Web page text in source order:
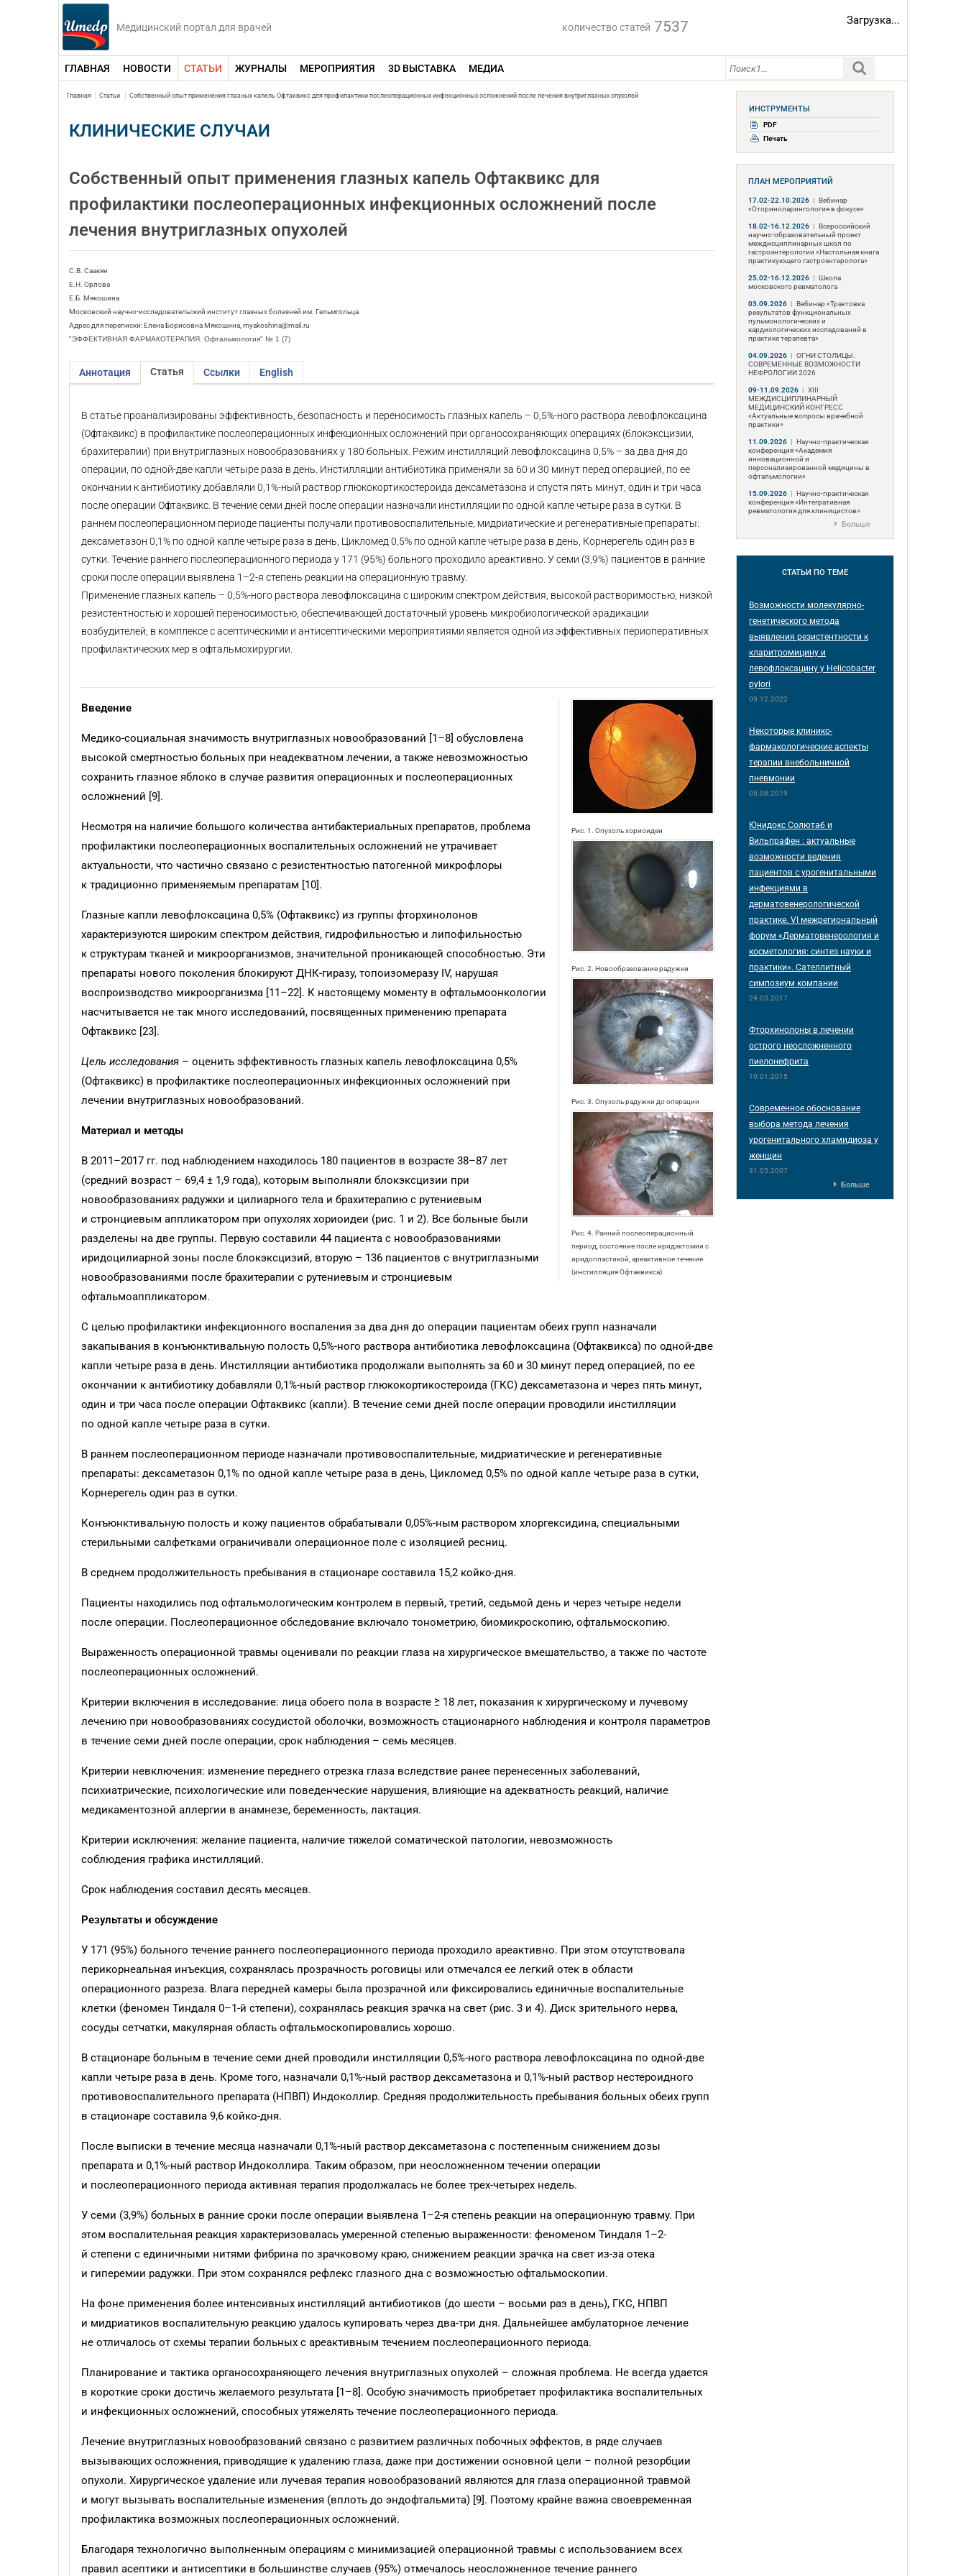
Медицинский портал для врачей количество статей 7537 Загрузка...
ГЛАВНАЯ НОВОСТИ СТАТЬИ ЖУРНАЛЫ МЕРОПРИЯТИЯ 3D ВЫСТАВКА МЕДИА
Главная Статьи Собственный опыт применения глазных капель Офтаквикс для профилактики послеоперационных инфекционных осложнений после лечения внутриглазных опухолей
КЛИНИЧЕСКИЕ СЛУЧАИ
Собственный опыт применения глазных капель Офтаквикс для
профилактики послеоперационных инфекционных осложнений после
лечения внутриглазных опухолей
С.В. Саакян
Е.Н. Орлова
Е.Б. Мякошина
Московский научно-исследовательский институт глазных болезней им. Гельмгольца
Адрес для переписки: Елена Борисовна Мякошина, myakoshina@mail.ru
"ЭФФЕКТИВНАЯ ФАРМАКОТЕРАПИЯ. Офтальмология" № 1 (7)
Аннотация Статья Ссылки English
В статье проанализированы эффективность, безопасность и переносимость глазных капель – 0,5%-ного раствора левофлоксацина
(Офтаквикс) в профилактике послеоперационных инфекционных осложнений при органосохраняющих операциях (блокэксцизии,
брахитерапии) при внутриглазных новообразованиях у 180 больных. Режим инстилляций левофлоксацина 0,5% – за два дня до
операции, по одной-две капли четыре раза в день. Инстилляции антибиотика применяли за 60 и 30 минут перед операцией, по ее
окончании к антибиотику добавляли 0,1%-ный раствор глюкокортикостероида дексаметазона и спустя пять минут, один и три часа
после операции Офтаквикс. В течение семи дней после операции назначали инстилляции по одной капле четыре раза в сутки. В
раннем послеоперационном периоде пациенты получали противовоспалительные, мидриатические и регенеративные препараты:
дексаметазон 0,1% по одной капле четыре раза в день, Цикломед 0,5% по одной капле четыре раза в день, Корнерегель один раз в
сутки. Течение раннего послеоперационного периода у 171 (95%) больного проходило ареактивно. У семи (3,9%) пациентов в ранние
сроки после операции выявлена 1–2-я степень реакции на операционную травму.
Применение глазных капель – 0,5%-ного раствора левофлоксацина с широким спектром действия, высокой растворимостью, низкой
резистентностью и хорошей переносимостью, обеспечивающей достаточный уровень микробиологической эрадикации
возбудителей, в комплексе с асептическими и антисептическими мероприятиями является одной из эффективных периоперативных
профилактических мер в офтальмохирургии.
Рис. 1. Опухоль хориоидеи
Рис. 2. Новообразование радужки
Рис. 3. Опухоль радужки до операции
Рис. 4. Ранний послеоперационный
период, состояние после иридэктомии с
иридопластикой, ареактивное течение
(инстилляция Офтаквикса)
Введение
Медико-социальная значимость внутриглазных новообразований [1–8] обусловлена
высокой смертностью больных при неадекватном лечении, а также невозможностью
сохранить глазное яблоко в случае развития операционных и послеоперационных
осложнений [9].
Несмотря на наличие большого количества антибактериальных препаратов, проблема
профилактики послеоперационных воспалительных осложнений не утрачивает
актуальности, что частично связано с резистентностью патогенной микрофлоры
к традиционно применяемым препаратам [10].
Глазные капли левофлоксацина 0,5% (Офтаквикс) из группы фторхинолонов
характеризуются широким спектром действия, гидрофильностью и липофильностью
к структурам тканей и микроорганизмов, значительной проникающей способностью. Эти
препараты нового поколения блокируют ДНК-гиразу, топоизомеразу IV, нарушая
воспроизводство микроорганизма [11–22]. К настоящему моменту в офтальмоонкологии
насчитывается не так много исследований, посвященных применению препарата
Офтаквикс [23].
Цель исследования – оценить эффективность глазных капель левофлоксацина 0,5%
(Офтаквикс) в профилактике послеоперационных инфекционных осложнений при
лечении внутриглазных новообразований.
Материал и методы
В 2011–2017 гг. под наблюдением находилось 180 пациентов в возрасте 38–87 лет
(средний возраст – 69,4 ± 1,9 года), которым выполняли блокэксцизии при
новообразованиях радужки и цилиарного тела и брахитерапию с рутениевым
и стронциевым аппликатором при опухолях хориоидеи (рис. 1 и 2). Все больные были
разделены на две группы. Первую составили 44 пациента с новообразованиями
иридоцилиарной зоны после блокэксцизий, вторую – 136 пациентов с внутриглазными
новообразованиями после брахитерапии с рутениевым и стронциевым
офтальмоаппликатором.
С целью профилактики инфекционного воспаления за два дня до операции пациентам обеих групп назначали
закапывания в конъюнктивальную полость 0,5%-ного раствора антибиотика левофлоксацина (Офтаквикса) по одной-две
капли четыре раза в день. Инстилляции антибиотика продолжали выполнять за 60 и 30 минут перед операцией, по ее
окончании к антибиотику добавляли 0,1%-ный раствор глюкокортикостероида (ГКС) дексаметазона и через пять минут,
один и три часа после операции Офтаквикс (капли). В течение семи дней после операции проводили инстилляции
по одной капле четыре раза в сутки.
В раннем послеоперационном периоде назначали противовоспалительные, мидриатические и регенеративные
препараты: дексаметазон 0,1% по одной капле четыре раза в день, Цикломед 0,5% по одной капле четыре раза в сутки,
Корнерегель один раз в сутки.
Конъюнктивальную полость и кожу пациентов обрабатывали 0,05%-ным раствором хлоргексидина, специальными
стерильными салфетками ограничивали операционное поле с изоляцией ресниц.
В среднем продолжительность пребывания в стационаре составила 15,2 койко-дня.
Пациенты находились под офтальмологическим контролем в первый, третий, седьмой день и через четыре недели
после операции. Послеоперационное обследование включало тонометрию, биомикроскопию, офтальмоскопию.
Выраженность операционной травмы оценивали по реакции глаза на хирургическое вмешательство, а также по частоте
послеоперационных осложнений.
Критерии включения в исследование: лица обоего пола в возрасте ≥ 18 лет, показания к хирургическому и лучевому
лечению при новообразованиях сосудистой оболочки, возможность стационарного наблюдения и контроля параметров
в течение семи дней после операции, срок наблюдения – семь месяцев.
Критерии невключения: изменение переднего отрезка глаза вследствие ранее перенесенных заболеваний,
психиатрические, психологические или поведенческие нарушения, влияющие на адекватность реакций, наличие
медикаментозной аллергии в анамнезе, беременность, лактация.
Критерии исключения: желание пациента, наличие тяжелой соматической патологии, невозможность
соблюдения графика инстилляций.
Срок наблюдения составил десять месяцев.
Результаты и обсуждение
У 171 (95%) больного течение раннего послеоперационного периода проходило ареактивно. При этом отсутствовала
перикорнеальная инъекция, сохранялась прозрачность роговицы или отмечался ее легкий отек в области
операционного разреза. Влага передней камеры была прозрачной или фиксировались единичные воспалительные
клетки (феномен Тиндаля 0–1-й степени), сохранялась реакция зрачка на свет (рис. 3 и 4). Диск зрительного нерва,
сосуды сетчатки, макулярная область офтальмоскопировались хорошо.
В стационаре больным в течение семи дней проводили инстилляции 0,5%-ного раствора левофлоксацина по одной-две
капли четыре раза в день. Кроме того, назначали 0,1%-ный раствор дексаметазона и 0,1%-ный раствор нестероидного
противовоспалительного препарата (НПВП) Индоколлир. Средняя продолжительность пребывания больных обеих групп
в стационаре составила 9,6 койко-дня.
После выписки в течение месяца назначали 0,1%-ный раствор дексаметазона с постепенным снижением дозы
препарата и 0,1%-ный раствор Индоколлира. Таким образом, при неосложненном течении операции
и послеоперационного периода активная терапия продолжалась не более трех-четырех недель.
У семи (3,9%) больных в ранние сроки после операции выявлена 1–2-я степень реакции на операционную травму. При
этом воспалительная реакция характеризовалась умеренной степенью выраженности: феноменом Тиндаля 1–2-
й степени с единичными нитями фибрина по зрачковому краю, снижением реакции зрачка на свет из-за отека
и гиперемии радужки. При этом сохранялся рефлекс глазного дна с возможностью офтальмоскопии.
На фоне применения более интенсивных инстилляций антибиотиков (до шести – восьми раз в день), ГКС, НПВП
и мидриатиков воспалительную реакцию удалось купировать через два-три дня. Дальнейшее амбулаторное лечение
не отличалось от схемы терапии больных с ареактивным течением послеоперационного периода.
Планирование и тактика органосохраняющего лечения внутриглазных опухолей – сложная проблема. Не всегда удается
в короткие сроки достичь желаемого результата [1–8]. Особую значимость приобретает профилактика воспалительных
и инфекционных осложнений, способных утяжелять течение послеоперационного периода.
Лечение внутриглазных новообразований связано с развитием различных побочных эффектов, в ряде случаев
вызывающих осложнения, приводящие к удалению глаза, даже при достижении основной цели – полной резорбции
опухоли. Хирургическое удаление или лучевая терапия новообразований являются для глаза операционной травмой
и могут вызывать воспалительные изменения (вплоть до эндофтальмита) [9]. Поэтому крайне важна своевременная
профилактика возможных послеоперационных осложнений.
Благодаря технологично выполненным операциям с минимизацией операционной травмы с использованием всех
правил асептики и антисептики в большинстве случаев (95%) отмечалось неосложненное течение раннего
ИНСТРУМЕНТЫ
PDF
Печать
ПЛАН МЕРОПРИЯТИЙ
17.02-22.10.2026 | Вебинар
«Оториноларингология в фокусе»
18.02-16.12.2026 | Всероссийский
научно-образовательный проект
междисциплинарных школ по
гастроэнтерологии «Настольная книга
практикующего гастроэнтеролога»
25.02-16.12.2026 | Школа
московского ревматолога
03.09.2026 | Вебинар «Трактовка
результатов функциональных
пульмонологических и
кардиологических исследований в
практике терапевта»
04.09.2026 | ОГНИ СТОЛИЦЫ.
СОВРЕМЕННЫЕ ВОЗМОЖНОСТИ
НЕФРОЛОГИИ 2026
09-11.09.2026 | ХIII
МЕЖДИСЦИПЛИНАРНЫЙ
МЕДИЦИНСКИЙ КОНГРЕСС
«Актуальные вопросы врачебной
практики»
11.09.2026 | Научно-практическая
конференция «Академия
инновационной и
персонализированной медицины в
офтальмологии»
15.09.2026 | Научно-практическая
конференция «Интегративная
ревматология для клиницистов»
Больше
СТАТЬИ ПО ТЕМЕ
Возможности молекулярно-
генетического метода
выявления резистентности к
кларитромицину и
левофлоксацину у Helicobacter
pylori
09.12.2022
Некоторые клинико-
фармакологические аспекты
терапии внебольничной
пневмонии
05.08.2019
Юнидокс Солютаб и
Вильпрафен : актуальные
возможности ведения
пациентов с урогенитальными
инфекциями в
дерматовенерологической
практике. VI межрегиональный
форум «Дерматовенерология и
косметология: синтез науки и
практики». Сателлитный
симпозиум компании
24.03.2017
Фторхинолоны в лечении
острого неосложненного
пиелонефрита
19.01.2015
Современное обоснование
выбора метода лечения
урогенитального хламидиоза у
женщин
31.05.2007
Больше